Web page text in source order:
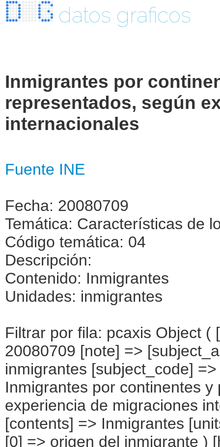
datos graficos
Inmigrantes por
representados, según
internacionales
Fuente INE
Fecha: 20080709
Temática: Características de
Código temática: 04
Descripción:
Contenido: Inmigrantes
Unidades: inmigrantes
Filtrar por fila: pcaxis Object ( [axis_version] => [creation_date] => 20080709 [note] => [subject_area] => Características de los inmigrantes [subject_code] => 04 [matrix] => 04011 [title] => Inmigrantes por continentes y países más representados, según experiencia de migraciones internacionales [description] => [contents] => Inmigrantes [units] => inmigrantes [stub] => Array ( [0] => origen del inmigrante ) [heading] => Array ( [0] => número de países en los que ha vivido (*) ) [prestext] => [values] => Array ( [:www.ine.es tel: " "+34 91 5839100 "; VALUES("origen del inmigrante] => Array ( [0] => Total [1] => PAÍSES EUROPEOS SIN ESPAÑA [2] => UE 27 SIN ESPAÑA [3] => Reino Unido [4] => Alemania [5] => Rumanía y Bulgaria [6] => Resto UE 27 sin España [7] => Resto países europeos sin España [8] => PAÍSES AFRICANOS [9] => Marruecos [10] => Resto de países africanos [11] => PAÍSES AMERICANOS [12] => Estados Unidos y Canadá [13] => PAÍSES AMERICANOS SIN ESTADOS UNIDOS NI CANADÁ [14] => Ecuador [15] => Colombia [16] => Bolivia [17] => Argentina [18] => Resto de países americanos sin Estados Unidos ni Canadá [19] => PAÍSES ASIÁTICOS Y DE OCEANÍA [20] => China [21] => Resto de países asiáticos y de Oceanía ) [número de países en los que ha vivido (*)] => Array ( [0] => Total [1] => Dos [2] => Tres [3] => Cuatro [4] => Cinco [5] => Más de cinco ) ) [codes] => Array ( ) [map] => Array ( ) [decimals] => 0 [showdecimals] => 0 [source] => Instituto Nacional de Estadística [contact] => INE Difusión. Internet: www.ine.es/infoine [copyright] => YES [infofile] => [data] => Array ( [0] => Array